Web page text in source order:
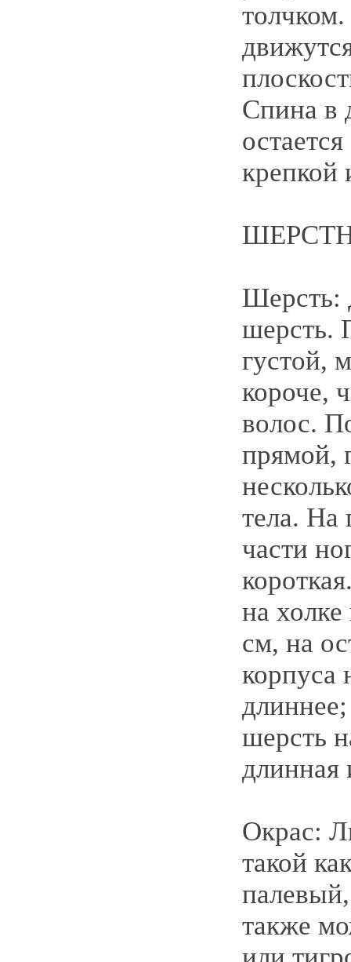
Спина в
крепкой
Шерсть:
шерсть.
густой,
короче,
волос.
прямой,
тела. На
части
на
см, на
корпуса
шерсть
длинная
Окрас:
такой
также